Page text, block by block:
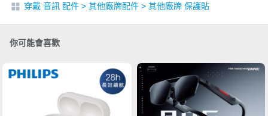
穿戴 音訊 配件 > 其他廠牌配件 > 其他廠牌 保護貼
你可能會喜歡